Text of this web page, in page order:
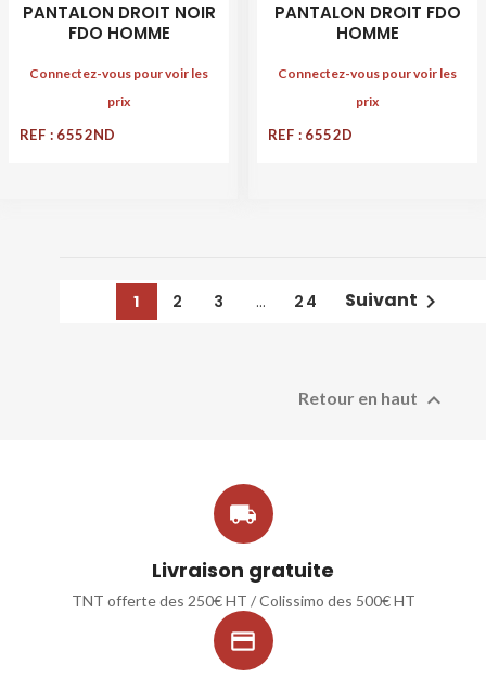
PANTALON DROIT NOIR
FDO HOMME
Connectez-vous pour voir les
prix
REF : 6552ND
PANTALON DROIT FDO
HOMME
Connectez-vous pour voir les
prix
REF : 6552D
1 2 3 … 24 Suivant 
Retour en haut 

Livraison gratuite
TNT offerte des 250€ HT / Colissimo des 500€ HT
